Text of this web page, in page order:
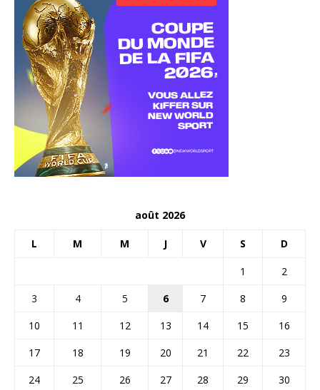
août 2026
L M M J V S D
1
2
3
4 5 6 7 8
9
10
11 12 13 14 15
16
17
18 19 20 21 22
23
24
25 26 27 28 29
30